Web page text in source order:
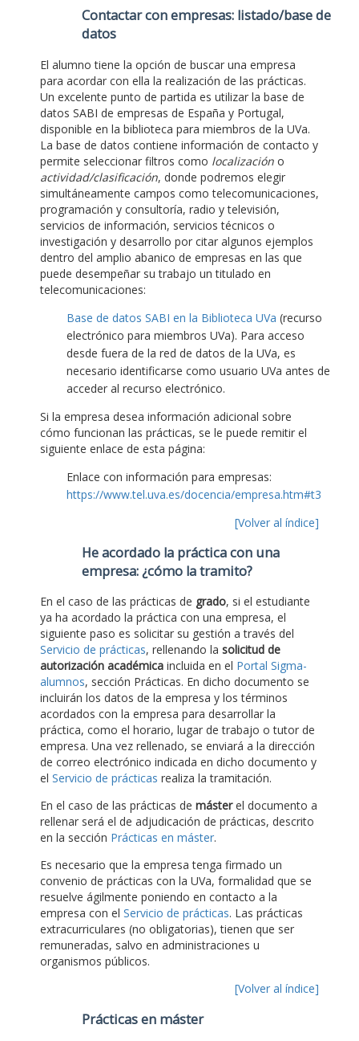
Contactar con empresas: listado/base de
datos
El alumno tiene la opción de buscar una empresa
para acordar con ella la realización de las prácticas.
Un excelente punto de partida es utilizar la base de
datos SABI de empresas de España y Portugal,
disponible en la biblioteca para miembros de la UVa.
La base de datos contiene información de contacto y
permite seleccionar filtros como localización o
actividad/clasificación, donde podremos elegir
simultáneamente campos como telecomunicaciones,
programación y consultoría, radio y televisión,
servicios de información, servicios técnicos o
investigación y desarrollo por citar algunos ejemplos
dentro del amplio abanico de empresas en las que
puede desempeñar su trabajo un titulado en
telecomunicaciones:
Base de datos SABI en la Biblioteca UVa (recurso
electrónico para miembros UVa). Para acceso
desde fuera de la red de datos de la UVa, es
necesario identificarse como usuario UVa antes de
acceder al recurso electrónico.
Si la empresa desea información adicional sobre
cómo funcionan las prácticas, se le puede remitir el
siguiente enlace de esta página:
Enlace con información para empresas:
https://www.tel.uva.es/docencia/empresa.htm#t3
[Volver al índice]
He acordado la práctica con una
empresa: ¿cómo la tramito?
En el caso de las prácticas de grado, si el estudiante
ya ha acordado la práctica con una empresa, el
siguiente paso es solicitar su gestión a través del
Servicio de prácticas, rellenando la solicitud de
autorización académica incluida en el Portal Sigma-
alumnos, sección Prácticas. En dicho documento se
incluirán los datos de la empresa y los términos
acordados con la empresa para desarrollar la
práctica, como el horario, lugar de trabajo o tutor de
empresa. Una vez rellenado, se enviará a la dirección
de correo electrónico indicada en dicho documento y
el Servicio de prácticas realiza la tramitación.
En el caso de las prácticas de másterel documento a
rellenar será el de adjudicación de prácticas, descrito
en la sección Prácticas en máster.
Es necesario que la empresa tenga firmado un
convenio de prácticas con la UVa, formalidad que se
resuelve ágilmente poniendo en contacto a la
empresa con el Servicio de prácticas. Las prácticas
extracurriculares (no obligatorias), tienen que ser
remuneradas, salvo en administraciones u
organismos públicos.
[Volver al índice]
Prácticas en máster